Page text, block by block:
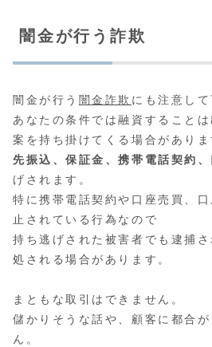
闇金が行う詐欺
闇金が行う 闇金詐欺 にも注意して
あなたの条件では融資すること
案を持ち掛けてくる場合がありま
先振込、保証金、携帯電話契約
げされます。
特に携帯電話契約や口座売買、
止されている行為なので
持ち逃げされた被害者でも逮捕
処される場合があります。
まともな取引はできません。
儲かりそうな話や、顧客に都合
ん。